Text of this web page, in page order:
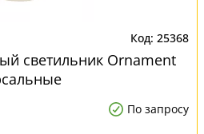
25368
светильник Ornament
По запросу